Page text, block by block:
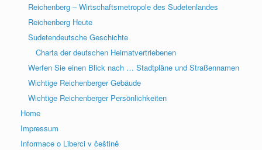
Reichenberg – Wirtschaftsmetropole des Sudetenlandes
Reichenberg Heute
Sudetendeutsche Geschichte
Charta der deutschen Heimatvertriebenen
Werfen Sie einen Blick nach … Stadtpläne und Straßennamen
Wichtige Reichenberger Gebäude
Wichtige Reichenberger Persönlichkeiten
Home
Impressum
Informace o Liberci v češtině